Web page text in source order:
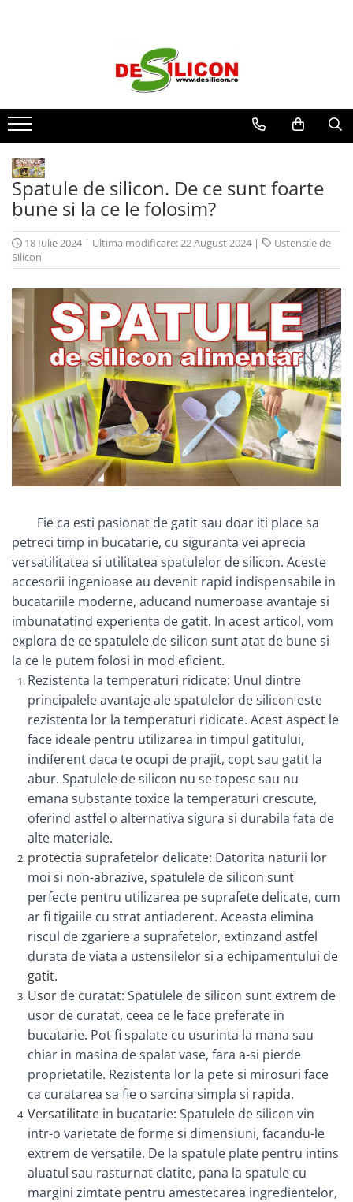
Spatule de silicon. De ce sunt foarte
bune si la ce le folosim?
18 Iulie 2024 | Ultima modificare: 22 August 2024 |
Ustensile de
Silicon
Fie ca esti pasionat de gatit sau doar iti place sa
petreci timp in bucatarie, cu siguranta vei aprecia
versatilitatea si utilitatea spatulelor de silicon. Aceste
accesorii ingenioase au devenit rapid indispensabile in
bucatariile moderne, aducand numeroase avantaje si
imbunatatind experienta de gatit. In acest articol, vom
explora de ce spatulele de silicon sunt atat de bune si
la ce le putem folosi in mod eficient.
Rezistenta la temperaturi ridicate: Unul dintre
principalele avantaje ale spatulelor de silicon este
rezistenta lor la temperaturi ridicate. Acest aspect le
face ideale pentru utilizarea in timpul gatitului,
indiferent daca te ocupi de prajit, copt sau gatit la
abur. Spatulele de silicon nu se topesc sau nu
emana substante toxice la temperaturi crescute,
oferind astfel o alternativa sigura si durabila fata de
alte materiale.
protectia suprafetelor delicate: Datorita naturii lor
moi si non-abrazive, spatulele de silicon sunt
perfecte pentru utilizarea pe suprafete delicate, cum
ar fi tigaiile cu strat antiaderent. Aceasta elimina
riscul de zgariere a suprafetelor, extinzand astfel
durata de viata a ustensilelor si a echipamentului de
gatit.
Usor de curatat: Spatulele de silicon sunt extrem de
usor de curatat, ceea ce le face preferate in
bucatarie. Pot fi spalate cu usurinta la mana sau
chiar in masina de spalat vase, fara a-si pierde
proprietatile. Rezistenta lor la pete si mirosuri face
ca curatarea sa fie o sarcina simpla si rapida.
Versatilitate in bucatarie: Spatulele de silicon vin
intr-o varietate de forme si dimensiuni, facandu-le
extrem de versatile. De la spatule plate pentru intins
aluatul sau rasturnat clatite, pana la spatule cu
margini zimtate pentru amestecarea ingredientelor,